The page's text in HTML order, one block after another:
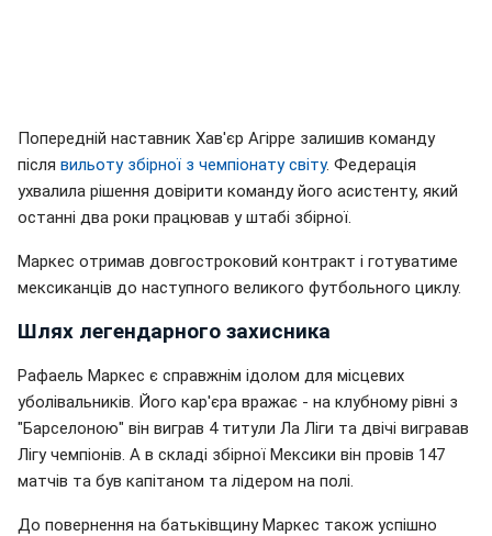
Попередній наставник Хав'єр Агірре залишив команду
після вильоту збірної з чемпіонату світу. Федерація
ухвалила рішення довірити команду його асистенту, який
останні два роки працював у штабі збірної.
Маркес отримав довгостроковий контракт і готуватиме
мексиканців до наступного великого футбольного циклу.
Шлях легендарного захисника
Рафаель Маркес є справжнім ідолом для місцевих
уболівальників. Його кар'єра вражає - на клубному рівні з
"Барселоною" він виграв 4 титули Ла Ліги та двічі вигравав
Лігу чемпіонів. А в складі збірної Мексики він провів 147
матчів та був капітаном та лідером на полі.
До повернення на батьківщину Маркес також успішно